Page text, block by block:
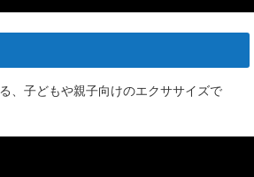
、子どもや親子向けのエクササイズで